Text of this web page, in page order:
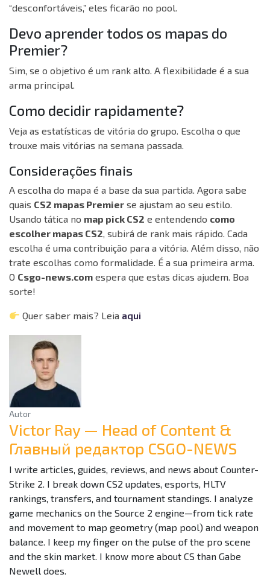
“desconfortáveis,” eles ficarão no pool.
Devo aprender todos os mapas do
Premier?
Sim, se o objetivo é um rank alto. A flexibilidade é a sua
arma principal.
Como decidir rapidamente?
Veja as estatísticas de vitória do grupo. Escolha o que
trouxe mais vitórias na semana passada.
Considerações finais
A escolha do mapa é a base da sua partida. Agora sabe
quais CS2 mapas Premier se ajustam ao seu estilo.
Usando tática no map pick CS2 e entendendo como
escolher mapas CS2, subirá de rank mais rápido. Cada
escolha é uma contribuição para a vitória. Além disso, não
trate escolhas como formalidade. É a sua primeira arma.
O Csgo-news.com espera que estas dicas ajudem. Boa
sorte!
Quer saber mais? Leia aqui
Autor
Victor Ray — Head of Content &
Главный редактор CSGO-NEWS
I write articles, guides, reviews, and news about Counter-
Strike 2. I break down CS2 updates, esports, HLTV
rankings, transfers, and tournament standings. I analyze
game mechanics on the Source 2 engine—from tick rate
and movement to map geometry (map pool) and weapon
balance. I keep my finger on the pulse of the pro scene
and the skin market. I know more about CS than Gabe
Newell does.